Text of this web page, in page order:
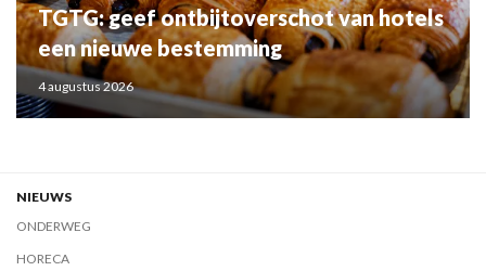
TGTG: geef ontbijtoverschot van hotels
een nieuwe bestemming
4 augustus 2026
NIEUWS
ONDERWEG
HORECA